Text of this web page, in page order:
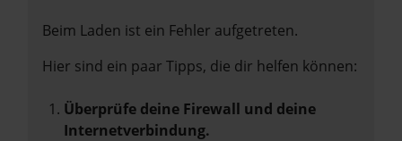
Beim Laden ist ein Fehler aufgetreten.
Hier sind ein paar Tipps, die dir helfen können:
Überprüfe deine Firewall und deine
Internetverbindung.